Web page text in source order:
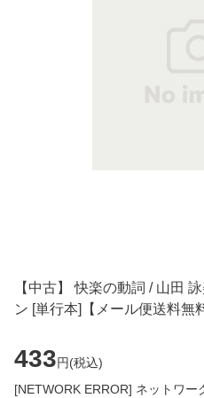
【中古】 快楽の動詞 / 山田
ン [単行本]【メール便送料無
433円(税込)
[NETWORK ERROR] ネットワー